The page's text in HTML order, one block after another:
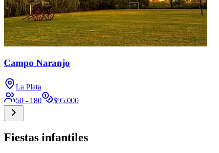
Campo Naranjo
La Plata
50 - 180
$95.000
Fiestas infantiles